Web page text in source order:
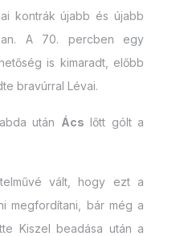
kontrák újabb és újabb
A 70. percben egy
is kimaradt, előbb
bravúrral Lévai.
után Ács lőtt gólt a
vált, hogy ezt a
megfordítani, bár még a
Kiszel beadása után a